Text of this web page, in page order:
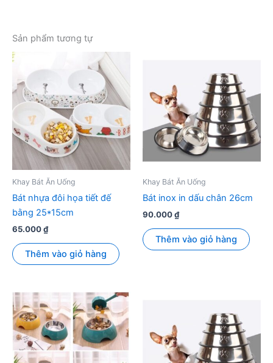
Sản phẩm tương tự
Khay Bát Ăn Uống
Bát nhựa đôi họa tiết đế
bằng 25*15cm
65.000₫
Thêm vào giỏ hàng
Khay Bát Ăn Uống
Bát inox in dấu chân 26cm
90.000₫
Thêm vào giỏ hàng